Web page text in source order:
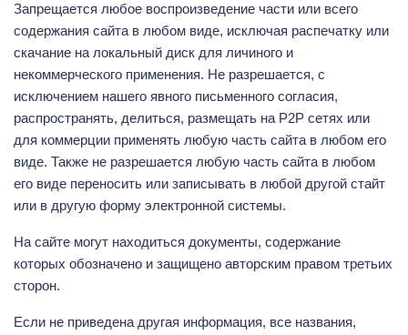
Запрещается любое воспроизведение части или всего
содержания сайта в любом виде, исключая распечатку или
скачание на локальный диск для личиного и
некоммерческого применения. Не разрешается, с
исключением нашего явного письменного согласия,
распространять, делиться, размещать на P2P сетях или
для коммерции применять любую часть сайта в любом его
виде. Также не разрешается любую часть сайта в любом
его виде переносить или записывать в любой другой стайт
или в другую форму электронной системы.
На сайте могут находиться документы, содержание
которых обозначено и защищено авторским правом третьих
сторон.
Если не приведена другая информация, все названия,